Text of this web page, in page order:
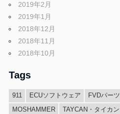
2019年2月
2019年1月
2018年12月
2018年11月
2018年10月
Tags
911 ECUソフトウェア FVDパーツ
MOSHAMMER
TAYCAN・タイカン